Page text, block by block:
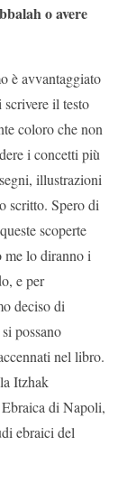
o avere
è avvantaggiato
il testo
coloro che non
i concetti più
illustrazioni
scritto. Spero di
scoperte
me lo diranno i
e per
deciso di
possano
nel libro.
Itzhak
di Napoli,
ebraici del